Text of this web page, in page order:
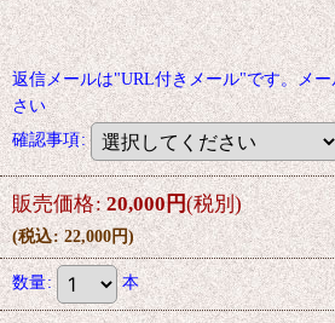
返信メールは"URL付きメール"です。メ
さい
確認事項:
販売価格: 20,000円(税別)
(税込: 22,000円)
数量: 本